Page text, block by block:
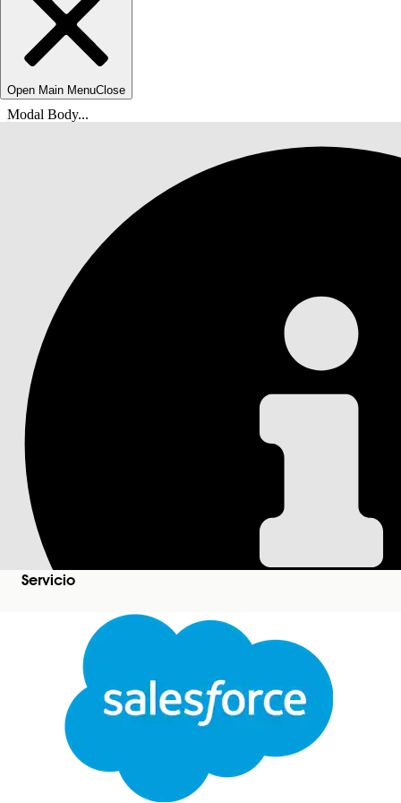
Open Main MenuClose
Modal Body...
Servicio
Gestionar salida
Implemente esta plantilla para estructurar el
desaprovisionamiento de acceso por parte de la
Ver ediciones compatibles.
Esta plantilla crea un registro de solicitud de
auditable. Revise lo que se incluye con la plantilla.
Atributos de admisión
El formulario de admisión para esta plantilla